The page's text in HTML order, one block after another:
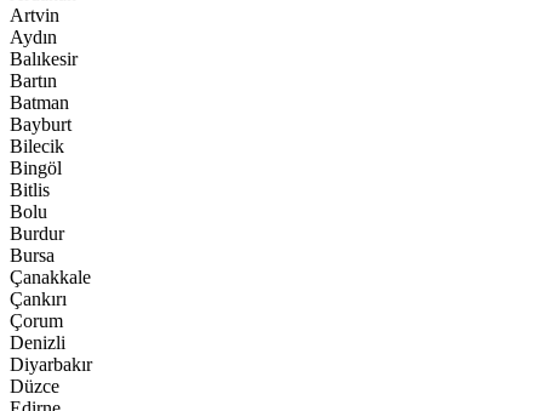
Artvin
Aydın
Balıkesir
Bartın
Batman
Bayburt
Bilecik
Bingöl
Bitlis
Bolu
Burdur
Bursa
Çanakkale
Çankırı
Çorum
Denizli
Diyarbakır
Düzce